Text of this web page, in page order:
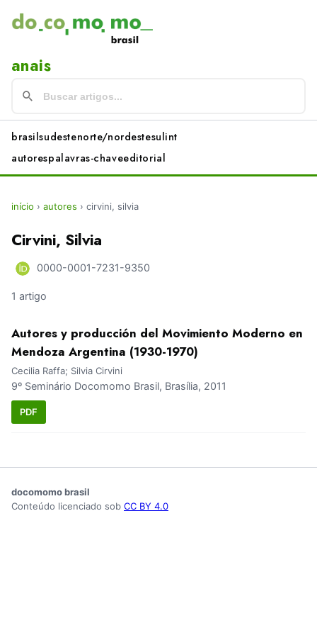
anais
brasilsudestenorte/nordestesulint
autorespalavras-chaveeditorial
início › autores › cirvini, silvia
Cirvini, Silvia
0000-0001-7231-9350
1 artigo
Autores y producción del Movimiento Moderno en
Mendoza Argentina (1930-1970)
Cecilia Raffa; Silvia Cirvini
9º Seminário Docomomo Brasil, Brasília, 2011
PDF
docomomo brasil
Conteúdo licenciado sob CC BY 4.0